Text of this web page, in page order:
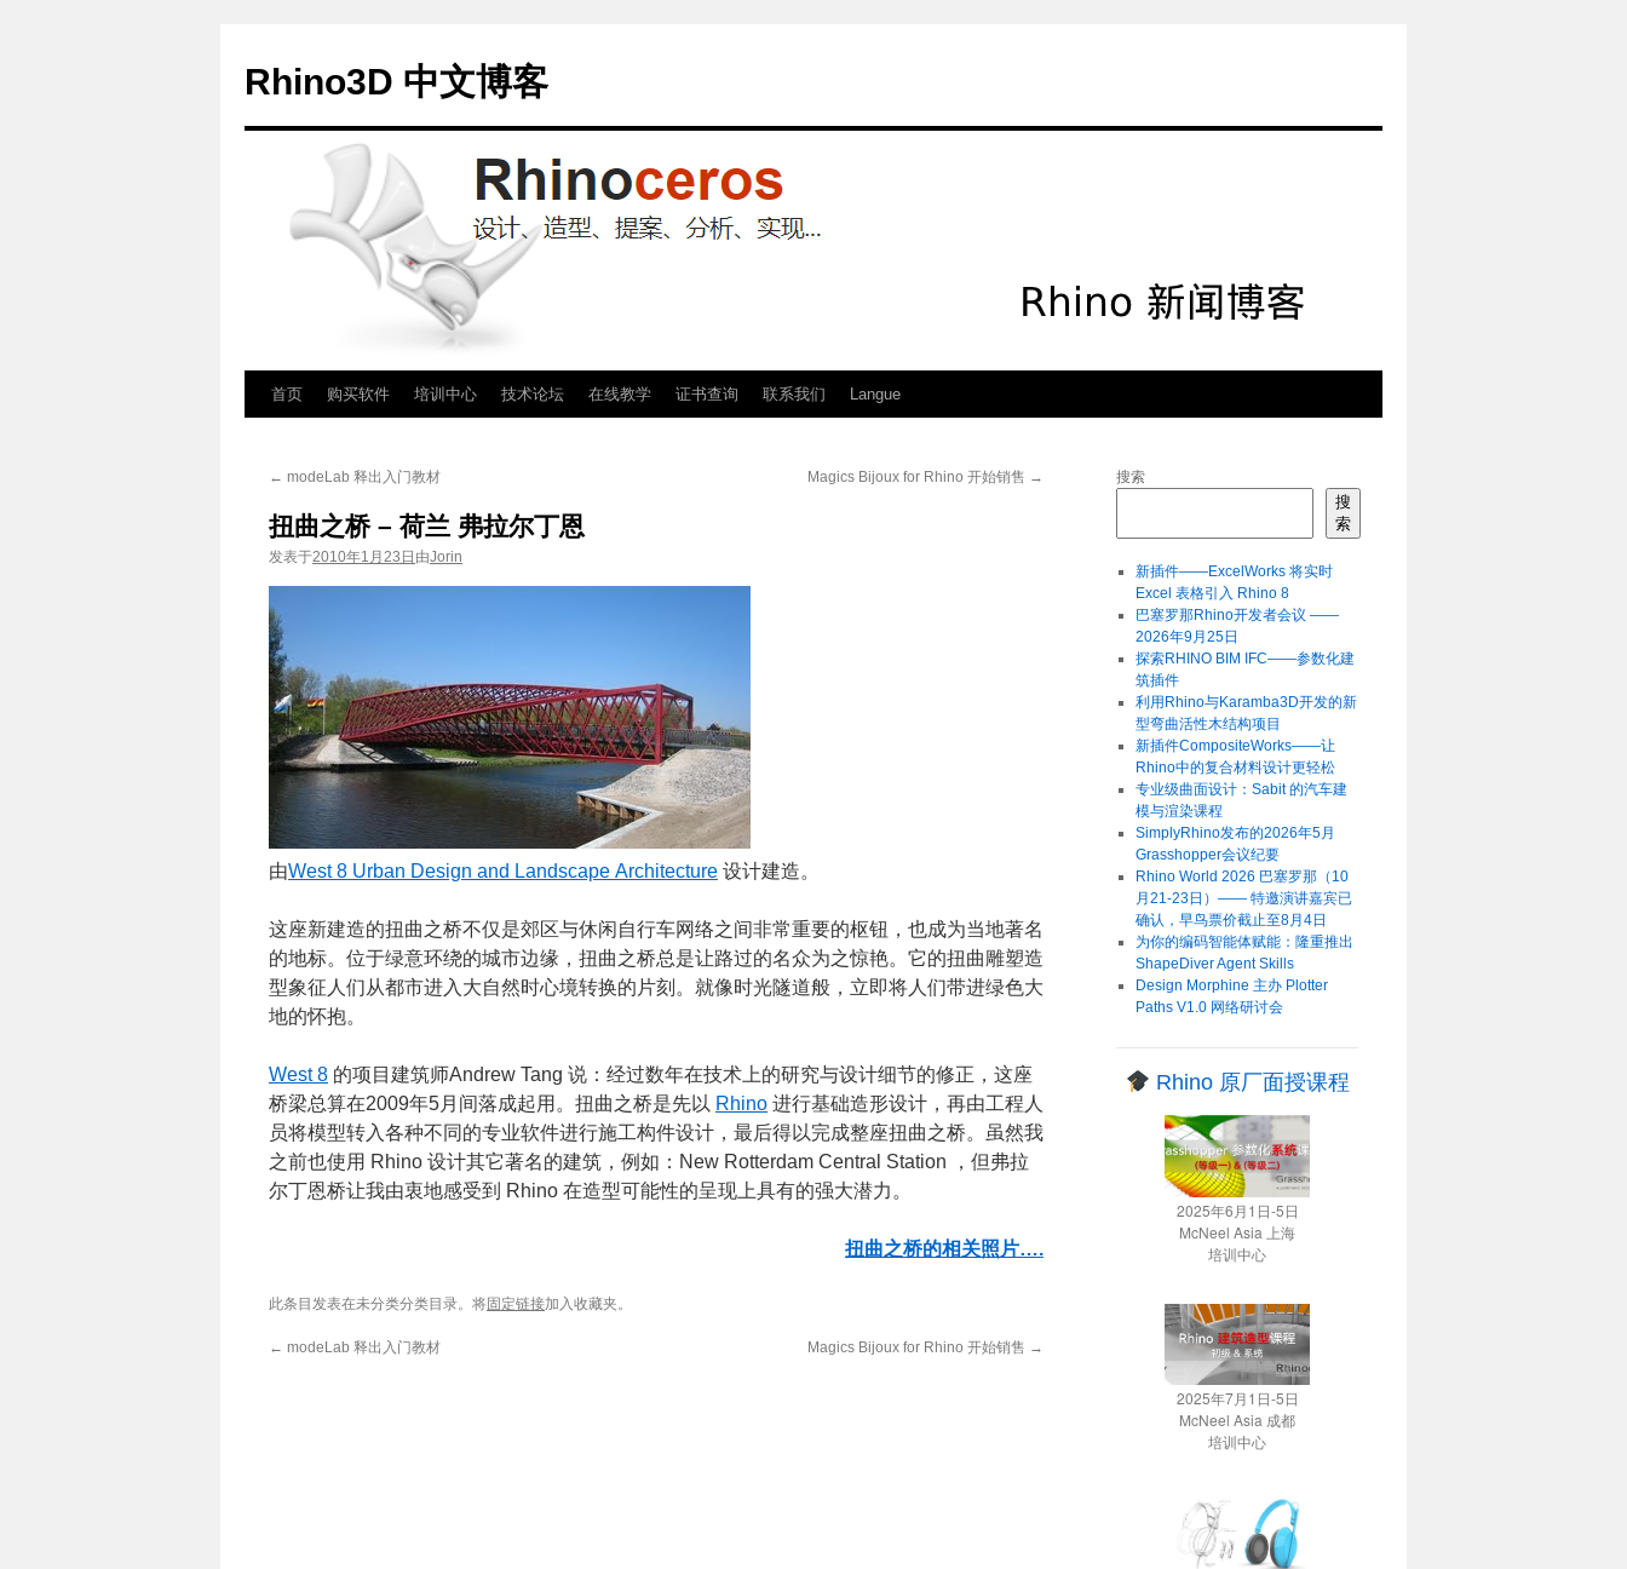
Rhino3D 中文博客
文
首页 购买软件 培训中心 技术论坛 在线教学 证书查询 联系我们 Langue
← modeLab 释出入门教材 Magics Bijoux for Rhino 开始销售 →
扭曲之桥 – 荷兰 弗拉尔丁恩
发表于2010年1月23日 由Jorin
由West 8 Urban Design and Landscape Architecture 设计建造。
这座新建造的扭曲之桥不仅是郊区与休闲自行车网络之间非常重要的枢钮，也成为当地著名
的地标。位于绿意环绕的城市边缘，扭曲之桥总是让路过的名众为之惊艳。它的扭曲雕塑造
型象征人们从都市进入大自然时心境转换的片刻。就像时光隧道般，立即将人们带进绿色大
地的怀抱。
West 8 的项目建筑师Andrew Tang 说：经过数年在技术上的研究与设计细节的修正，这座
桥梁总算在2009年5月间落成起用。扭曲之桥是先以 Rhino 进行基础造形设计，再由工程人
员将模型转入各种不同的专业软件进行施工构件设计，最后得以完成整座扭曲之桥。虽然我
之前也使用 Rhino 设计其它著名的建筑，例如：New Rotterdam Central Station ，但弗拉
尔丁恩桥让我由衷地感受到 Rhino 在造型可能性的呈现上具有的强大潜力。
扭曲之桥的相关照片….
此条目发表在未分类分类目录。将固定链接加入收藏夹。
← modeLab 释出入门教材 Magics Bijoux for Rhino 开始销售 →
搜索
搜
索
新插件——ExcelWorks 将实时
Excel 表格引入 Rhino 8
巴塞罗那Rhino开发者会议 ——
2026年9月25日
探索RHINO BIM IFC——参数化建
筑插件
利用Rhino与Karamba3D开发的新
型弯曲活性木结构项目
新插件CompositeWorks——让
Rhino中的复合材料设计更轻松
专业级曲面设计：Sabit 的汽车建
模与渲染课程
SimplyRhino发布的2026年5月
Grasshopper会议纪要
Rhino World 2026 巴塞罗那（10
月21-23日）—— 特邀演讲嘉宾已
确认，早鸟票价截止至8月4日
为你的编码智能体赋能：隆重推出
ShapeDiver Agent Skills
Design Morphine 主办 Plotter
Paths V1.0 网络研讨会
Rhino 原厂面授课程
2025年6月1日-5日
McNeel Asia 上海
培训中心
2025年7月1日-5日
McNeel Asia 成都
培训中心